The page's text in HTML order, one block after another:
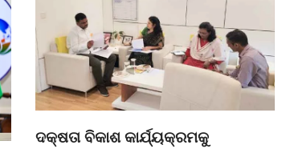
ଦକ୍ଷତା ବିକାଶ କାର୍ଯ୍ୟକ୍ରମକୁ